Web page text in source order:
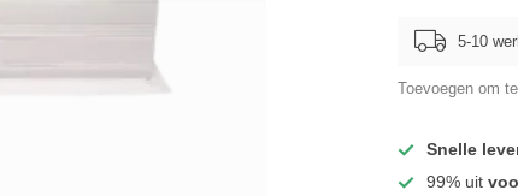
5-10
Toevoegen om
Snelle
99% uit